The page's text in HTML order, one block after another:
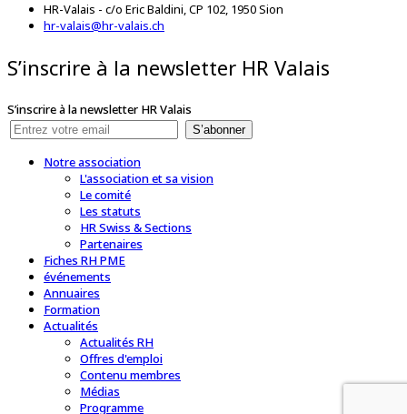
HR-Valais - c/o Eric Baldini, CP 102, 1950 Sion
hr-valais@hr-valais.ch
S’inscrire à la newsletter HR Valais
S’inscrire à la newsletter HR Valais
S’abonner
Notre association
L'association et sa vision
Le comité
Les statuts
HR Swiss & Sections
Partenaires
Fiches RH PME
événements
Annuaires
Formation
Actualités
Actualités RH
Offres d'emploi
Contenu membres
Médias
Programme